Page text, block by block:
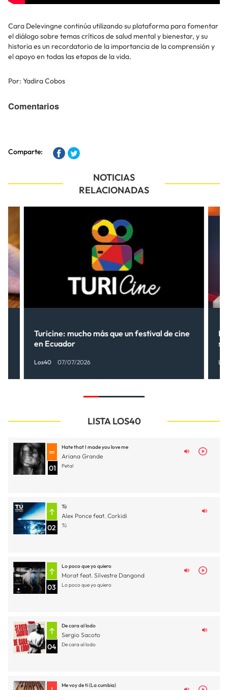
Cara Delevingne continúa utilizando su plataforma para fomentar
el diálogo sobre temas críticos de salud mental y bienestar, y su
historia es un recordatorio de la importancia de la comprensión y
el apoyo en todas las etapas de la vida.
Por: Yadira Cobos
Comentarios
Comparte:
NOTICIAS
RELACIONADAS
Turicine: mucho más que un festival de cine
en Ecuador
Los40 07/07/2026
LISTA LOS40
01
Hate that I made you love me
Ariana Grande
Petal
02
Tú
Alex Ponce feat. Corkidi
Tú
03
Lo poco que yo quiero
Morat feat. Silvestre Dangond
Lo poco que yo quiero
04
De cara al lodo
Sergio Sacoto
De cara al lodo
Me voy de ti (La cumbia)